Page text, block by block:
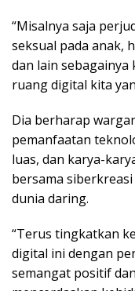
“Misalnya saja
seksual pada anak,
dan lain
ruang digital kita
Dia berharap
pemanfaatan
luas, dan karya-
bersama
dunia daring.
“Terus tingkatkan
digital ini dengan
semangat positif